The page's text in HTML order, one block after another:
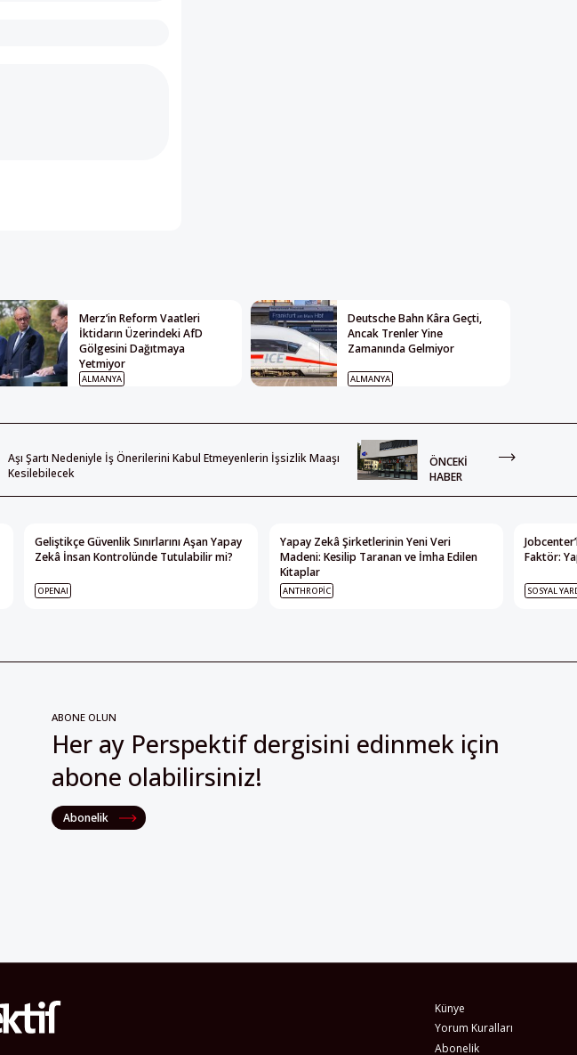
Merz’in Reform Vaatleri
İktidarın Üzerindeki AfD
Gölgesini Dağıtmaya
Yetmiyor
ALMANYA
Deutsche Bahn Kâra Geçti,
Ancak Trenler Yine
Zamanında Gelmiyor
ALMANYA
Aşı Şartı Nedeniyle İş Önerilerini Kabul Etmeyenlerin İşsizlik Maaşı
Kesilebilecek
ÖNCEKI
HABER
Geliştikçe Güvenlik Sınırlarını Aşan Yapay
Zekâ İnsan Kontrolünde Tutulabilir mi?
OPENAI
Yapay Zekâ Şirketlerinin Yeni Veri
Madeni: Kesilip Taranan ve İmha Edilen
Kitaplar
ANTHROPIC
Faktör:
SOSYAL
ABONE OLUN
Her ay Perspektif dergisini edinmek için
abone olabilirsiniz!
Abonelik
Künye
Yorum Kuralları
Abonelik